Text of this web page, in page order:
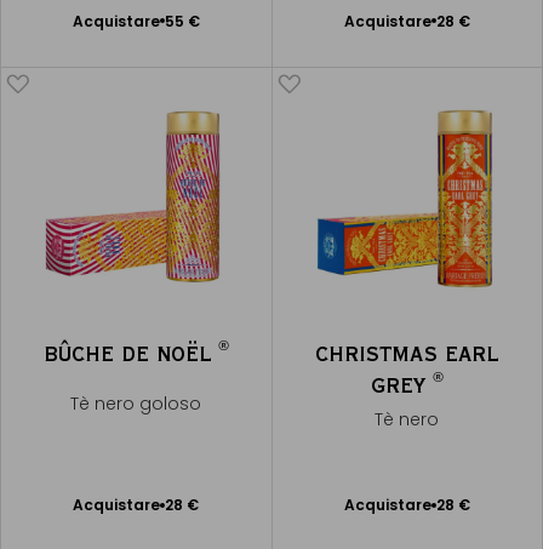
Acquistare 55 €
Aggiungere
Acquistare 28 €
Aggiungere
BÛCHE DE NOËL ®
Tè nero goloso
Acquistare 28 €
Aggiungere
CHRISTMAS EARL
GREY ®
Tè nero
Acquistare 28 €
Aggiungere